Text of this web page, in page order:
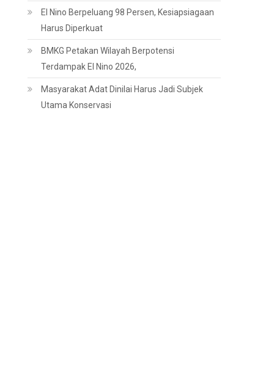
El Nino Berpeluang 98 Persen, Kesiapsiagaan
Harus Diperkuat
BMKG Petakan Wilayah Berpotensi
Terdampak El Nino 2026,
Masyarakat Adat Dinilai Harus Jadi Subjek
Utama Konservasi